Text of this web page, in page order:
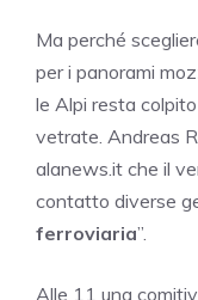
Ma perché
per i panorami
le Alpi resta
vetrate. Andreas
alanews.it che il
contatto diverse
ferroviaria”.
Alle 11 una